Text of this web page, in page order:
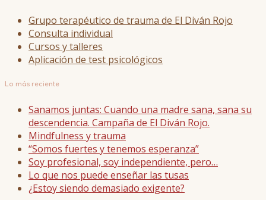
Grupo terapéutico de trauma de El Diván Rojo
Consulta individual
Cursos y talleres
Aplicación de test psicológicos
Lo más reciente
Sanamos juntas: Cuando una madre sana, sana su
descendencia. Campaña de El Diván Rojo.
Mindfulness y trauma
“Somos fuertes y tenemos esperanza”
Soy profesional, soy independiente, pero…
Lo que nos puede enseñar las tusas
¿Estoy siendo demasiado exigente?